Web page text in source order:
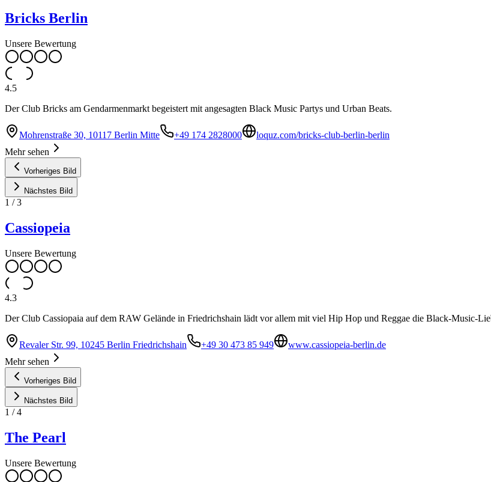
Bricks Berlin
Unsere Bewertung
4.5
Der Club Bricks am Gendarmenmarkt begeistert mit angesagten Black Music Partys und Urban Beats.
Mohrenstraße 30, 10117 Berlin Mitte +49 174 2828000
loquz.com/bricks-club-berlin-berlin
Mehr sehen
Vorheriges Bild
Nächstes Bild
1 /3
Cassiopeia
Unsere Bewertung
4.3
Der Club Cassiopaia auf dem RAW Gelände in Friedrichshain lädt vor allem mit viel Hip Hop und Reggae die Black-Music-
Revaler Str. 99, 10245 Berlin Friedrichshain +49 30 473 85 949
www.cassiopeia-berlin.de
Mehr sehen
Vorheriges Bild
Nächstes Bild
1 /4
The Pearl
Unsere Bewertung